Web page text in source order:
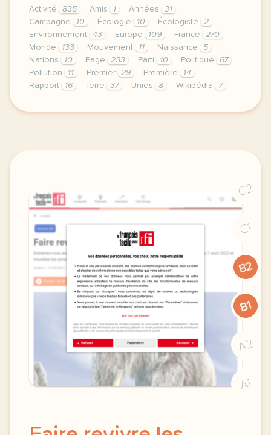
Activité 835 Amis 1 Années
31
Campagne
10 Écologie 10 Écologiste
2
Environnement
43 Europe 109 France
270
Monde
133 Mouvement 11 Naissance
5
Nations
10 Page 253 Parti 10 Politique
67
Pollution
11 Premier 29 Première
14
Rapport
16 Terre 37 Unies 8 Wikipédia 7
continuer sans accepter le respect de votre vie
C2
C1
B2
B1
A2
A1